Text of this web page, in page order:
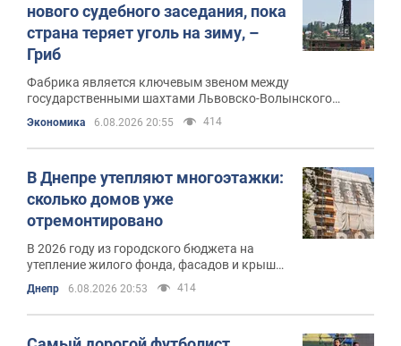
нового судебного заседания, пока
страна теряет уголь на зиму, –
Гриб
Фабрика является ключевым звеном между
государственными шахтами Львовско-Волынского
бассейна и тепловыми электростанциями
Экономика 6.08.2026 20:55 414
В Днепре утепляют многоэтажки:
сколько домов уже
отремонтировано
В 2026 году из городского бюджета на
утепление жилого фонда, фасадов и крыш
было выделено 300 миллионов гривен
Днепр 6.08.2026 20:53 414